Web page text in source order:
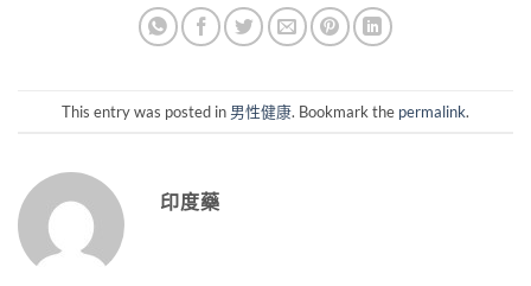
This entry was posted in 男性健康. Bookmark the permalink.
印度藥